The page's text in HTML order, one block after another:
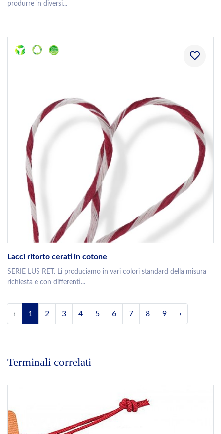
produrre in diversi...
Lacci ritorto cerati in cotone
SERIE LUS RET. Li produciamo in vari colori standard della misura
richiesta e con differenti...
‹ 1 2 3 4 5 6 7 8 9 ›
Terminali correlati